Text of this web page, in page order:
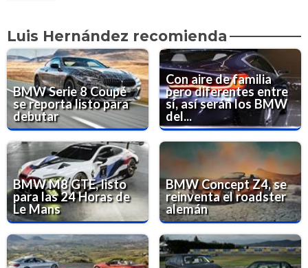
Luis Hernández recomienda
BMW Serie 8 Coupé
se reporta listo para
debutar
Con aire de familia
pero diferentes entre
sí, así serán los BMW
del...
BMW M8 GTE, listo
para las 24 Horas de
Le Mans
BMW Concept Z4, se
reinventa el roadster
alemán